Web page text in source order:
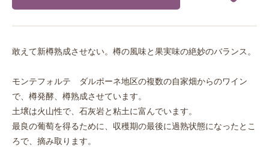
敢えて新樽熟成させない。樽の風味と果実味の絶妙のバランス。
モンテフォルテ ダルポーネ地区の複数の自家畑からのワイン
で、樽発酵、樽熟成させています。
土壌は火山性で、石灰岩と粘土に富んでいます。
最良の葡萄を得るために、収穫期の最後に過熟状態になったとこ
ろで、摘み取ります。